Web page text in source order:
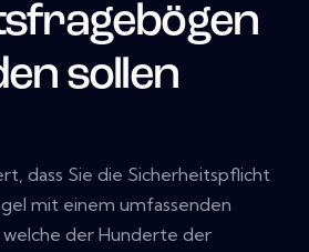
sollen
dass Sie die Sicherheitspflicht
mit einem umfassenden
der Hunderte der